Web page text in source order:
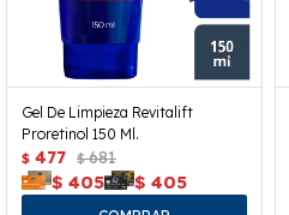
Gel De Limpieza Revitalift
Proretinol 150 Ml.
$ 477 $ 681
$ 405 $ 405